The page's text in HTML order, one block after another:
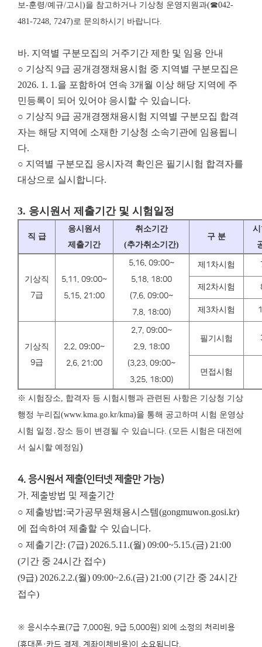
보-훈령/예규/고시)을 참고하거나 기상청 운영지원과(☎042-
481-7248, 7247)로 문의하시기 바랍니다.
바. 지역별 구분모집의 거주기간 제한 및 임용 안내
○ 기상직 9급 공개경쟁채용시험 중 지역별 구분모집은
2026. 1. 1.을 포함하여 연속 3개월 이상 해당 지역에 주
민등록이 되어 있어야 응시할 수 있습니다.
○ 기상직 9급 공개경쟁채용시험 지역별 구분모집 합격
자는 해당 지역에 소재한 기상청 소속기관에 임용됩니
다.
○ 지역별 구분모집 응시자격 확인은 필기시험 합격자를
대상으로 실시합니다.
3. 응시원서 제출기간 및 시험일정
직 급
응시원서
제출기간
취소기간
(추가취소기간)
구 분
기상직
7급
5.11. 09:00~
5.15. 21:00
5.16. 09:00~
5.18. 18:00
(7.6. 09:00~
7.8. 18:00)
제 1 차시험
제 2차시험
제 3차시험
기상직
9급
2.2. 09:00~
2.6. 21:00
2.7. 09:00~
2.9. 18:00
(3.23. 09:00~
3.25. 18:00)
필기시험
면접시험
※ 시험장소, 합격자 등 시험시행과 관련된 사항은 기상청 기상
행정 누리집(www.kma.go.kr/kma)을 통해 공고하며 시험 운영상
시험 일정․장소 등이 변경될 수 있습니다. (모든 시험은 대전에
서 실시할 예정임)
4. 응시원서 제출(인터넷 제출만 가능)
가. 제출방법 및 제출기간
○ 제출방법:국가공무원채용시스템(gongmuwon.gosi.kr)
에 접속하여 제출할 수 있습니다.
○ 제출기간: (7급) 2026.5.11.(월) 09:00~5.15.(금) 21:00
(기간 중 24시간 접수)
(9급) 2026.2.2.(월) 09:00~2.6.(금) 21:00 (기간 중 24시간
접수)
※ 응시수수료(7급 7,000원, 9급 5,000원) 외에 소정의 처리비용
(휴대폰·카드 결제, 계좌이체비용)이 소요됩니다.